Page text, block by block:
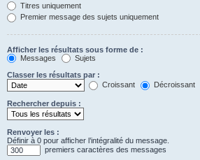
Titres uniquement
Premier message des sujets uniquement
Afficher les résultats sous forme de :
Messages
Sujets
Classer les résultats par :
Croissant
Décroissant
Rechercher depuis :
Renvoyer les :
Définir à 0 pour afficher l’intégralité du message.
premiers caractères des messages